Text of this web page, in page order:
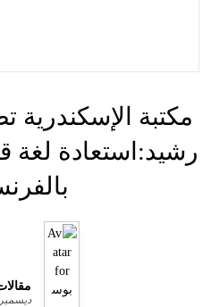
مكتبة الإسكندرية
رشيد:استعادة لغة
ديسمبر 27,